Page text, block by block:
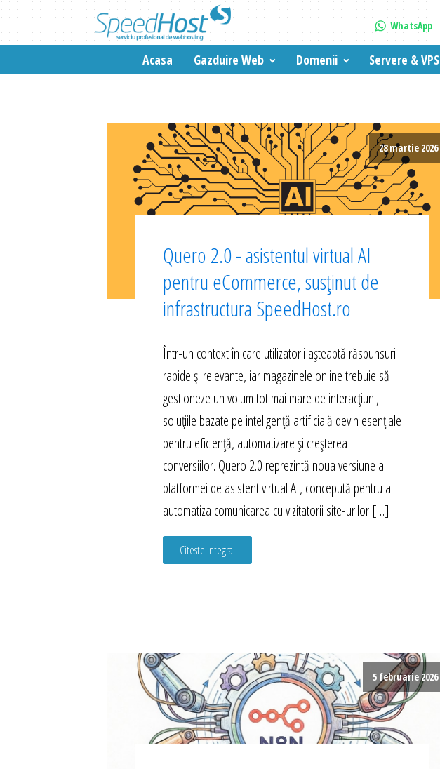
WhatsApp
Acasa Gazduire Web Domenii Servere & VPS
28 martie 2026
Quero 2.0 - asistentul virtual AI
pentru eCommerce, susținut de
infrastructura SpeedHost.ro
Într-un context în care utilizatorii așteaptă răspunsuri
rapide și relevante, iar magazinele online trebuie să
gestioneze un volum tot mai mare de interacțiuni,
soluțiile bazate pe inteligență artificială devin esențiale
pentru eficiență, automatizare și creșterea
conversiilor. Quero 2.0 reprezintă noua versiune a
platformei de asistent virtual AI, concepută pentru a
automatiza comunicarea cu vizitatorii site-urilor […]
Citeste integral
5 februarie 2026